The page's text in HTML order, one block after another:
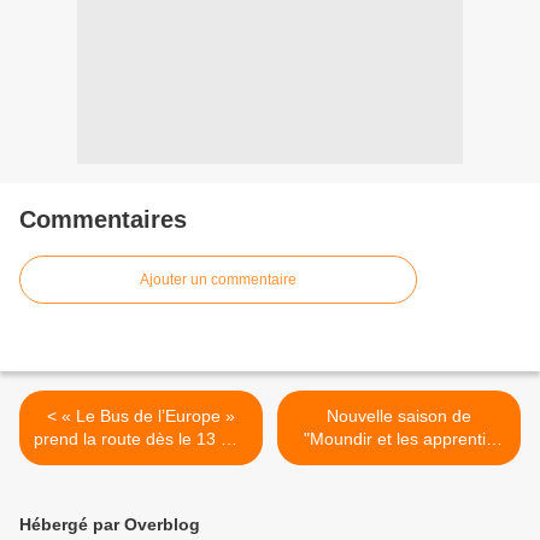
Commentaires
Ajouter un commentaire
< « Le Bus de l’Europe »
prend la route dès le 13 mai
sur France 24
Nouvelle saison de
"Moundir et les apprentis
aventuriers" dès ce lundi
Hébergé par Overblog